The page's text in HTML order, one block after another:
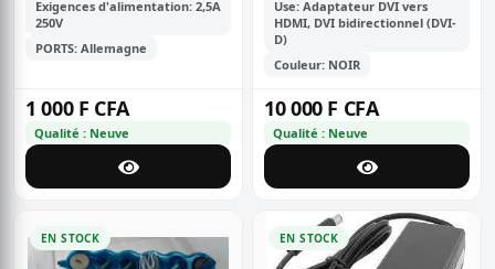
Exigences d'alimentation: 2,5A
250V
PORTS: Allemagne
1 000 F CFA
Qualité : Neuve
Use: Adaptateur DVI vers
HDMI, DVI bidirectionnel (DVI-
D)
Couleur: NOIR
10 000 F CFA
Qualité : Neuve
EN STOCK EN STOCK